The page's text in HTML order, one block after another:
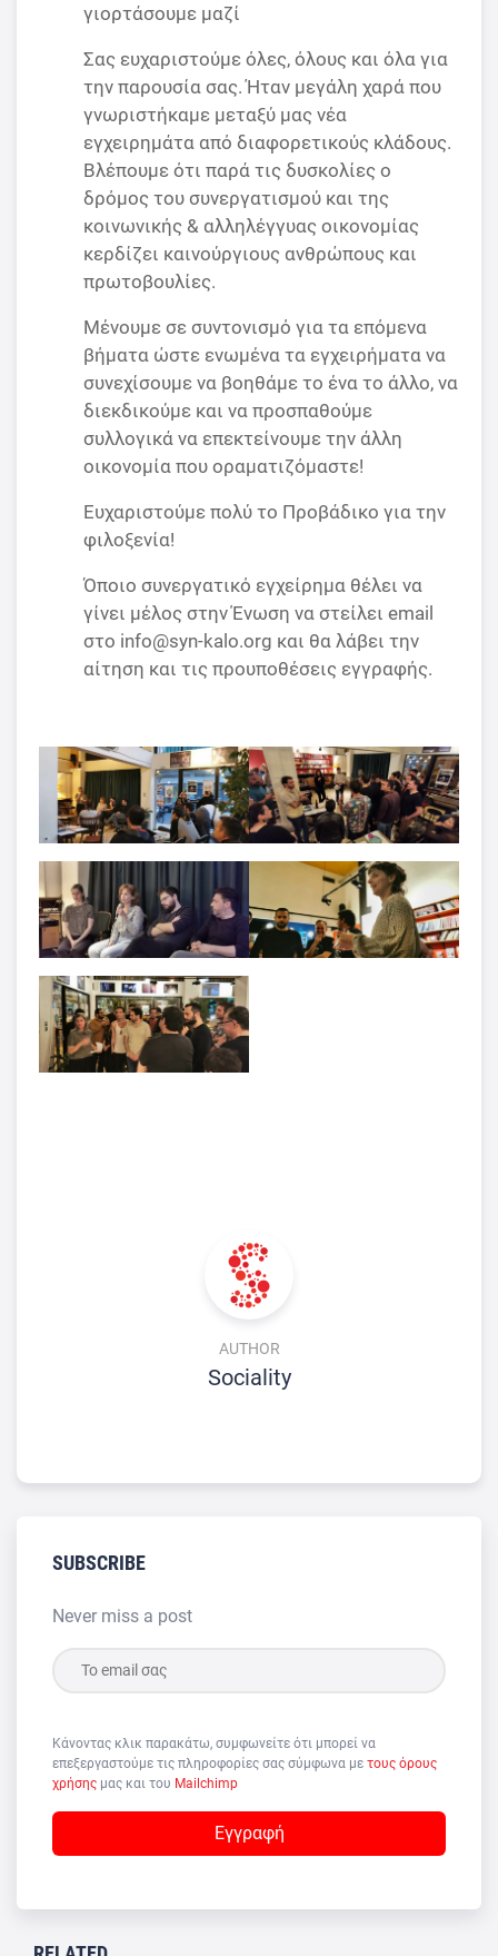
γιορτάσουμε μαζί
Σας ευχαριστούμε όλες, όλους και όλα για
την παρουσία σας. Ήταν μεγάλη χαρά που
γνωριστήκαμε μεταξύ μας νέα
εγχειρημάτα από διαφορετικούς κλάδους.
Βλέπουμε ότι παρά τις δυσκολίες ο
δρόμος του συνεργατισμού και της
κοινωνικής & αλληλέγγυας οικονομίας
κερδίζει καινούργιους ανθρώπους και
πρωτοβουλίες.
Μένουμε σε συντονισμό για τα επόμενα
βήματα ώστε ενωμένα τα εγχειρήματα να
συνεχίσουμε να βοηθάμε το ένα το άλλο, να
διεκδικούμε και να προσπαθούμε
συλλογικά να επεκτείνουμε την άλλη
οικονομία που οραματιζόμαστε!
Ευχαριστούμε πολύ το Προβάδικο για την
φιλοξενία!
Όποιο συνεργατικό εγχείρημα θέλει να
γίνει μέλος στην Ένωση να στείλει email
στο info@syn-kalo.org και θα λάβει την
αίτηση και τις προυποθέσεις εγγραφής.
AUTHOR
Sociality
SUBSCRIBE
Never miss a post
Κάνοντας κλικ παρακάτω, συμφωνείτε ότι μπορεί να
επεξεργαστούμε τις πληροφορίες σας σύμφωνα με τους όρους
χρήσης μας και του Mailchimp